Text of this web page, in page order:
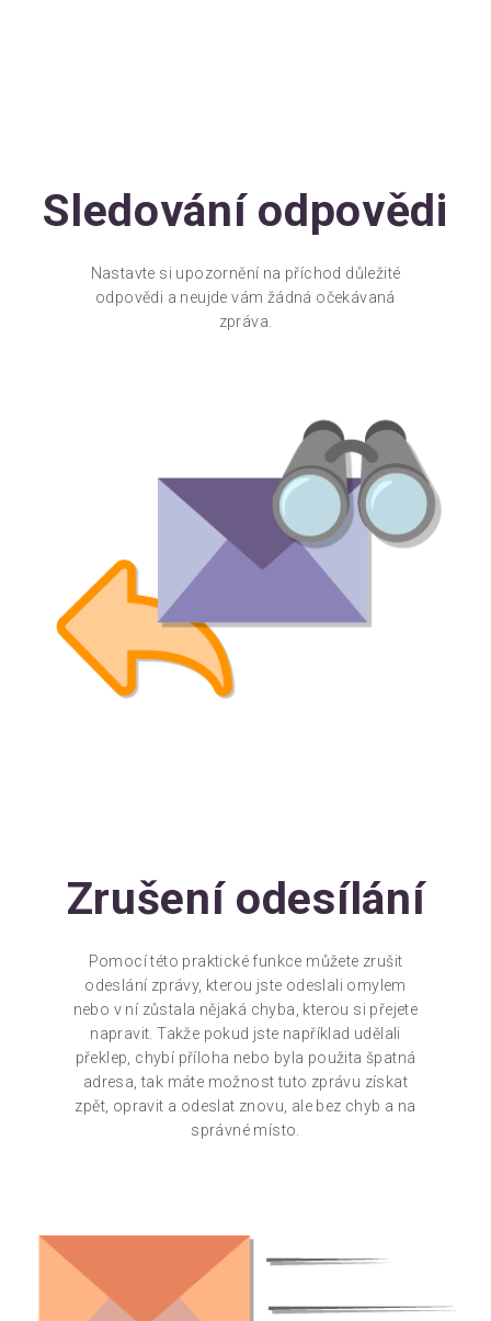
Sledování odpovědi
Nastavte si upozornění na příchod důležité
odpovědi a neujde vám žádná očekávaná
zpráva.
Zrušení odesílání
Pomocí této praktické funkce můžete zrušit
odeslání zprávy, kterou jste odeslali omylem
nebo v ní zůstala nějaká chyba, kterou si přejete
napravit. Takže pokud jste například udělali
překlep, chybí příloha nebo byla použita špatná
adresa, tak máte možnost tuto zprávu získat
zpět, opravit a odeslat znovu, ale bez chyb a na
správné místo.